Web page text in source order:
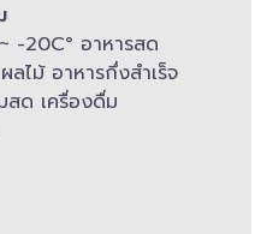
-​20C° อาหารสด
ไม้ อาหารกึ่งสำเร็จ
สด เครื่องดื่ม